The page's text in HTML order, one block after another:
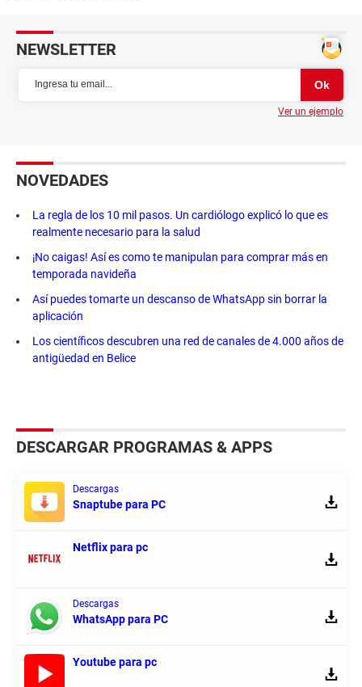
NEWSLETTER
Ver un ejemplo
NOVEDADES
La regla de los 10 mil pasos. Un cardiólogo explicó lo que es
realmente necesario para la salud
¡No caigas! Así es como te manipulan para comprar más en
temporada navideña
Así puedes tomarte un descanso de WhatsApp sin borrar la
aplicación
Los científicos descubren una red de canales de 4.000 años de
antigüedad en Belice
DESCARGAR PROGRAMAS & APPS
Descargas
Snaptube para PC
Netflix para pc
Descargas
WhatsApp para PC
Youtube para pc